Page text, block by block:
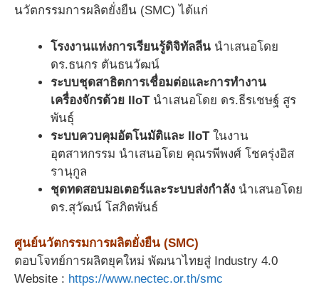
นวัตกรรมการผลิตยั่งยืน (SMC) ได้แก่
โรงงานแห่งการเรียนรู้ดิจิทัลลีน นำเสนอโดย
ดร.ธนกร ตันธนวัฒน์
ระบบชุดสาธิตการเชื่อมต่อและการทำงาน
เครื่องจักรด้วย IIoTนำเสนอโดย ดร.ธีรเชษฐ์ สูร
พันธุ์
ระบบควบคุมอัตโนมัติและ IIoTในงาน
อุตสาหกรรม นำเสนอโดย คุณรพีพงศ์ โชครุ่งอิส
รานุกูล
ชุดทดสอบมอเตอร์และระบบส่งกำลัง นำเสนอโดย
ดร.สุวัฒน์ โสภิตพันธ์
ศูนย์นวัตกรรมการผลิตยั่งยืน (SMC)
ตอบโจทย์การผลิตยุคใหม่ พัฒนาไทยสู่ Industry 4.0
Website : https://www.nectec.or.th/smc